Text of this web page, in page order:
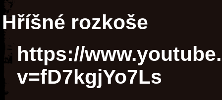
Hříšné rozkoše
https://
v=fD7kgjYo7Ls